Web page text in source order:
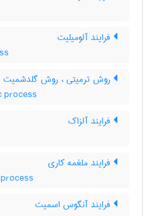
فرایند آلومیلیت
روش ترمیتی ، روش گلدشمیت
process
فرایند آلزاک
فرایند ملغمه کاری
فرایند آنگوس اسمیت